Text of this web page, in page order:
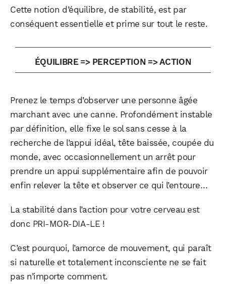
Cette notion d’équilibre, de stabilité, est par
conséquent essentielle et prime sur tout le reste.
ÉQUILIBRE => PERCEPTION => ACTION
Prenez le temps d’observer une personne âgée
marchant avec une canne. Profondément instable
par définition, elle fixe le sol sans cesse à la
recherche de l’appui idéal, tête baissée, coupée du
monde, avec occasionnellement un arrêt pour
prendre un appui supplémentaire afin de pouvoir
enfin relever la tête et observer ce qui l’entoure…
La stabilité dans l’action pour votre cerveau est
donc PRI-MOR-DIA-LE !
C’est pourquoi, l’amorce de mouvement, qui paraît
si naturelle et totalement inconsciente ne se fait
pas n’importe comment.